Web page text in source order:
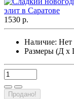
1530 р.
Наличие: Нет
Размеры (Д х
Продано!